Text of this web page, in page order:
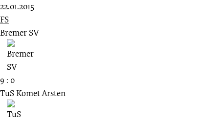
22.01.2015
FS
Bremer SV
9 : 0
TuS Komet Arsten